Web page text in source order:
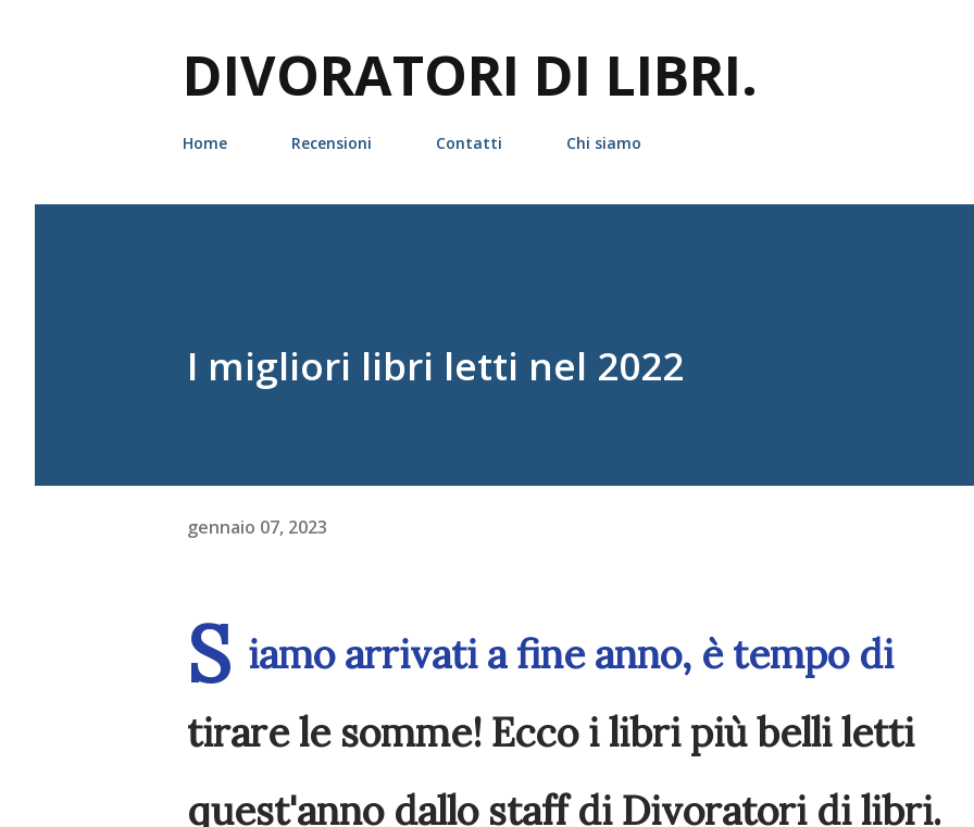
DIVORATORI DI LIBRI.
Home Recensioni Contatti Chi siamo
I migliori libri letti nel 2022
gennaio 07, 2023
S iamo arrivati a fine anno, è tempo di
tirare le somme! Ecco i libri più belli letti
quest'anno dallo staff di Divoratori di libri.